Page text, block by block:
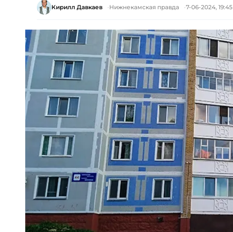
Кирилл Давкаев Нижнекамская правда 7-06-2024, 19:45